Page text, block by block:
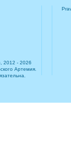
2012 - 2026
Артемия.